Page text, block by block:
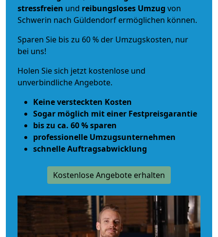
stressfreien und reibungsloses Umzug von
Schwerin nach Güldendorf ermöglichen können.
Sparen Sie bis zu 60 % der Umzugskosten, nur
bei uns!
Holen Sie sich jetzt kostenlose und
unverbindliche Angebote.
Keine versteckten Kosten
Sogar möglich mit einer Festpreisgarantie
bis zu ca. 60 % sparen
professionelle Umzugsunternehmen
schnelle Auftragsabwicklung
Kostenlose Angebote erhalten